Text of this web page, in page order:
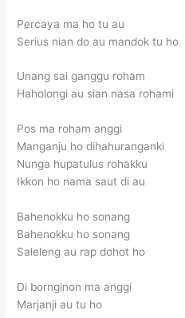
Percaya ma ho tu au
Serius nian do au mandok tu ho
Unang sai ganggu roham
Haholongi au sian nasa rohami
Pos ma roham anggi
Manganju ho dihahuranganki
Nunga hupatulus rohakku
Ikkon ho nama saut di au
Bahenokku ho sonang
Bahenokku ho sonang
Saleleng au rap dohot ho
Di bornginon ma anggi
Marjanji au tu ho